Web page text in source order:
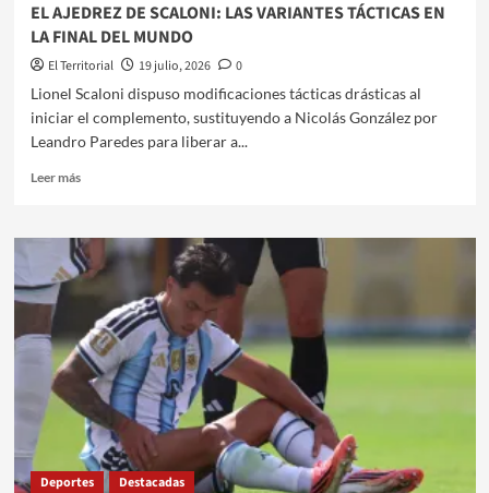
PRÓRROGA
EL AJEDREZ DE SCALONI: LAS VARIANTES TÁCTICAS EN
LA FINAL DEL MUNDO
El Territorial 19 julio, 2026
0
Lionel Scaloni dispuso modificaciones tácticas drásticas al
iniciar el complemento, sustituyendo a Nicolás González por
Leandro Paredes para liberar a...
Leer másLeer
EL
AJEDREZ
DE
SCALONI:
LAS
VARIANTES
TÁCTICAS
EN
FINAL
DEL
MUNDO
Deportes Destacadas